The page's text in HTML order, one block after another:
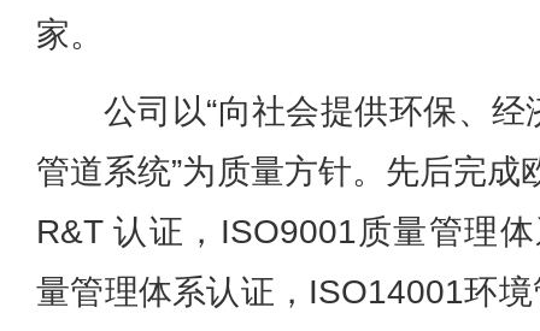
家。
公司以“向社会提供环保、
管道系统”为质量方针。先后完
R&T 认证，ISO9001质量管理
量管理体系认证，ISO14001环